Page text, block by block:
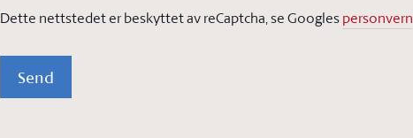
Dette nettstedet er beskyttet av reCaptcha, se Googlespersonvern
Send